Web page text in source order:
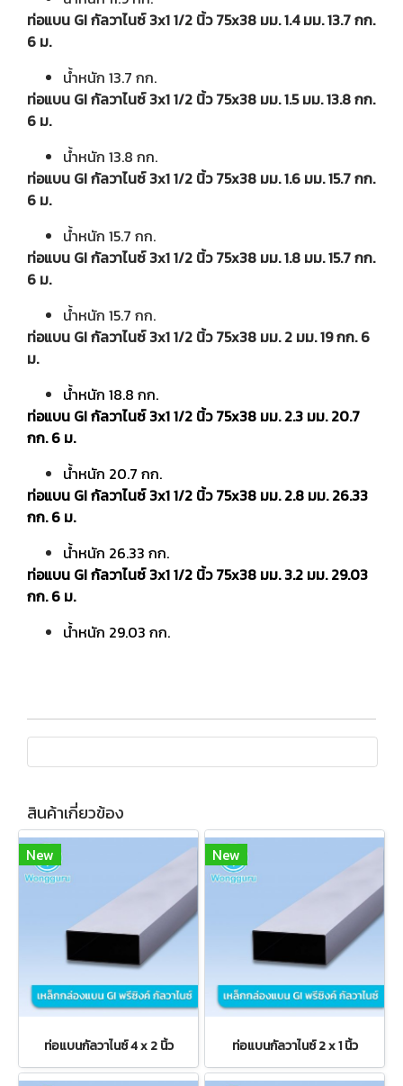
ท่อแบน GI กัลวาไนซ์ 3x1 1/2 นิ้ว 75x38 มม. 1.4 มม. 13.7 กก.
6 ม.
น้ำหนัก 13.7 กก.
ท่อแบน GI กัลวาไนซ์ 3x1 1/2 นิ้ว 75x38 มม. 1.5 มม. 13.8 กก.
6 ม.
น้ำหนัก 13.8 กก.
ท่อแบน GI กัลวาไนซ์ 3x1 1/2 นิ้ว 75x38 มม. 1.6 มม. 15.7 กก.
6 ม.
น้ำหนัก 15.7 กก.
ท่อแบน GI กัลวาไนซ์ 3x1 1/2 นิ้ว 75x38 มม. 1.8 มม. 15.7 กก.
6 ม.
น้ำหนัก 15.7 กก.
ท่อแบน GI กัลวาไนซ์ 3x1 1/2 นิ้ว 75x38 มม. 2 มม. 19 กก. 6
ม.
น้ำหนัก 18.8 กก.
ท่อแบน GI กัลวาไนซ์ 3x1 1/2 นิ้ว 75x38 มม. 2.3 มม. 20.7
กก. 6 ม.
น้ำหนัก 20.7 กก.
ท่อแบน GI กัลวาไนซ์ 3x1 1/2 นิ้ว 75x38 มม. 2.8 มม. 26.33
กก. 6 ม.
น้ำหนัก 26.33 กก.
ท่อแบน GI กัลวาไนซ์ 3x1 1/2 นิ้ว 75x38 มม. 3.2 มม. 29.03
กก. 6 ม.
น้ำหนัก 29.03 กก.
สินค้าเกี่ยวข้อง
New
ท่อแบนกัลวาไนซ์ 4 x 2 นิ้ว
New
ท่อแบนกัลวาไนซ์ 2 x 1 นิ้ว